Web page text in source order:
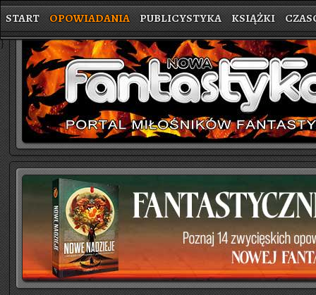
START OPOWIADANIA PUBLICYSTYKA KSIĄŻKI
}